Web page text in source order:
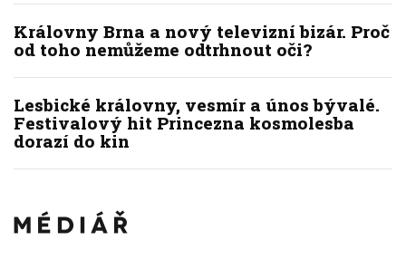
Královny Brna a nový televizní bizár. Proč
od toho nemůžeme odtrhnout oči?
Lesbické královny, vesmír a únos bývalé.
Festivalový hit Princezna kosmolesba
dorazí do kin